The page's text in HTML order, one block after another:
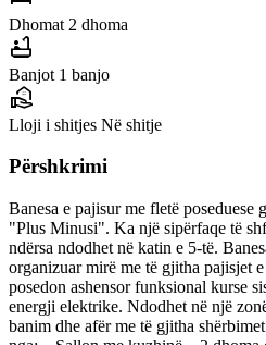
Dhomat 2 dhoma
bathtub
Banjot 1 banjo
real_estate_agent
Lloji i shitjes Në shitje
Përshkrimi
Banesa e pajisur me fletë poseduese
"Plus Minusi". Ka një sipërfaqe të
ndërsa ndodhet në katin e 5-të.
organizuar mirë me të gjitha pajisjet
posedon ashensor funksional kurse
energji elektrike. Ndodhet në një
banim dhe afër me të gjitha